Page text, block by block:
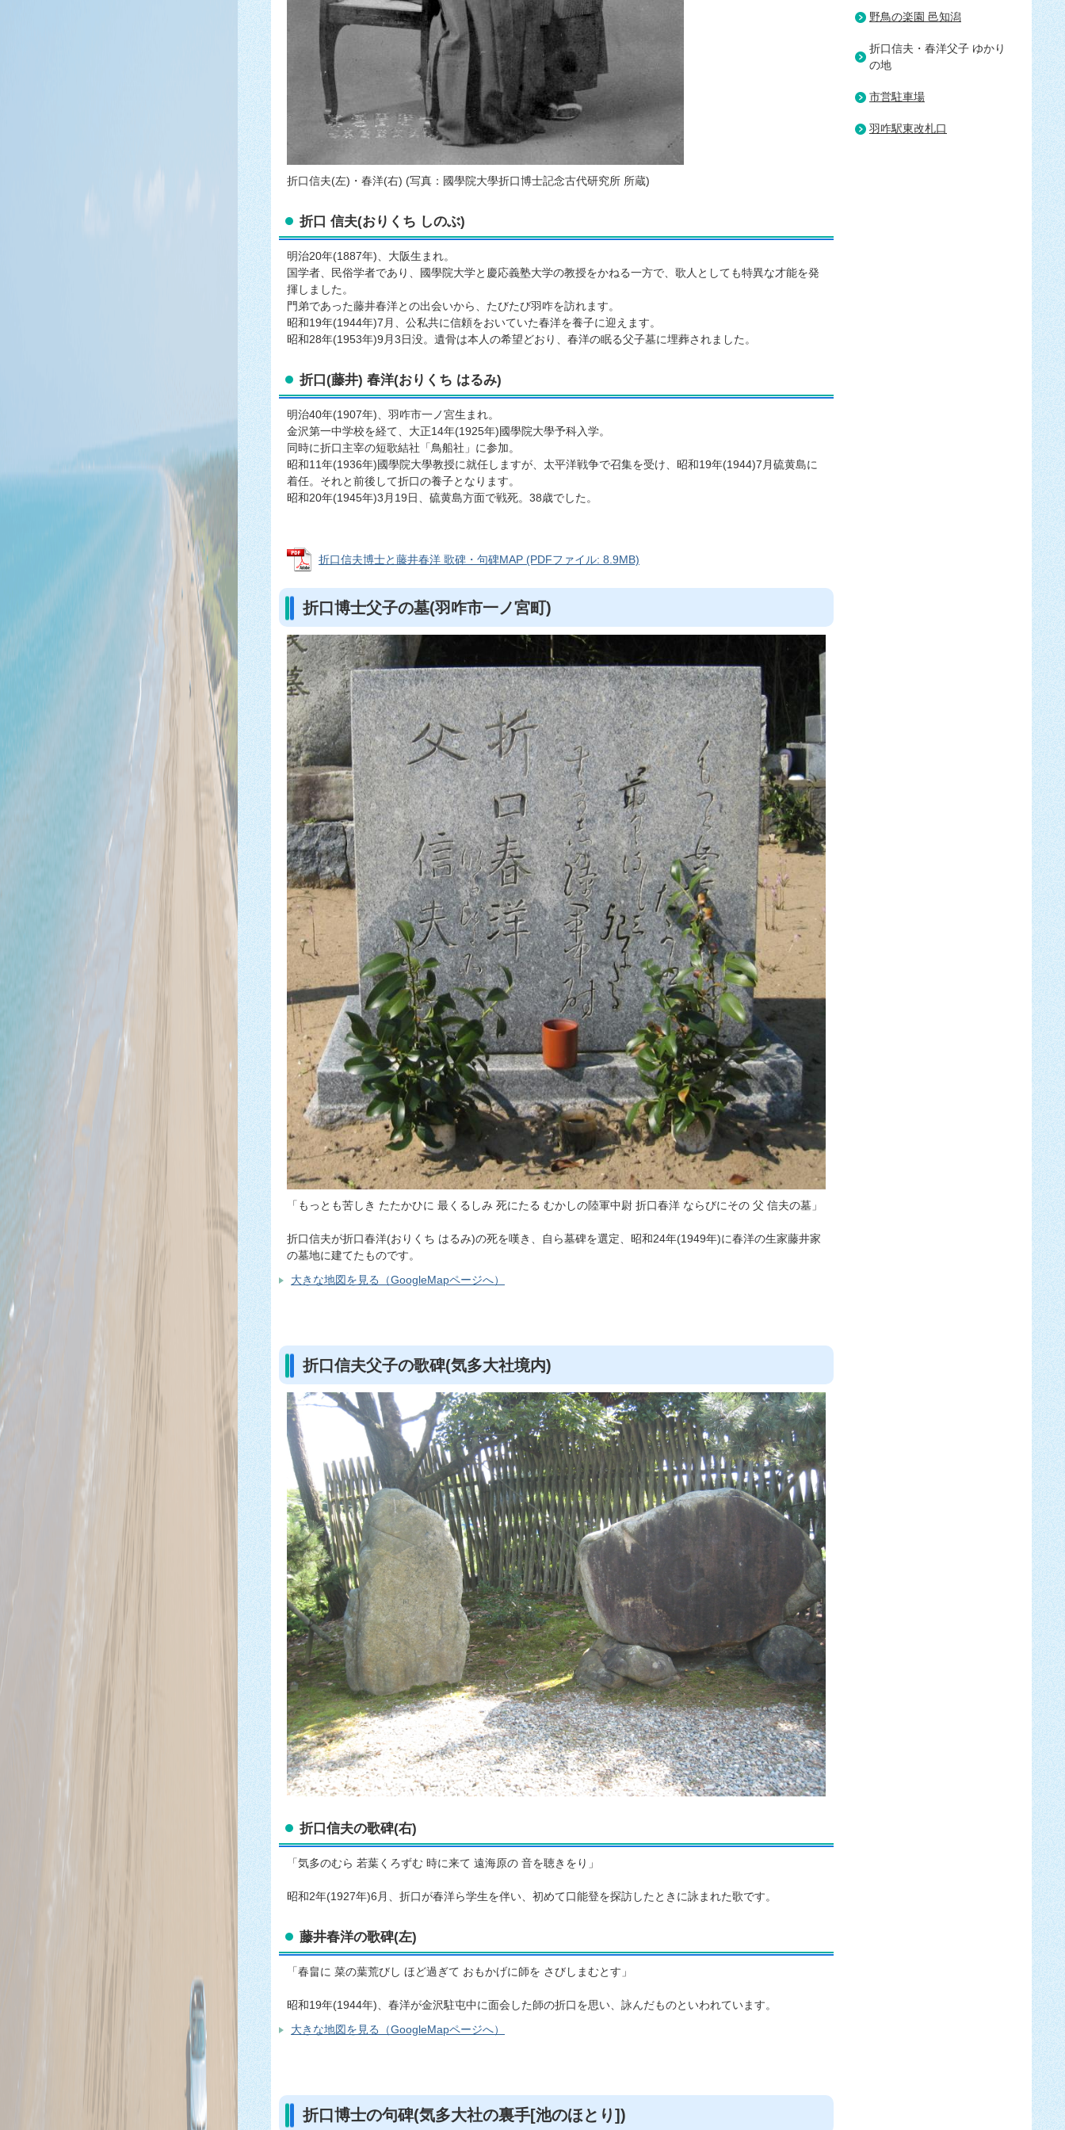
折口信夫(左)・春洋(右) (写真：國學院大學折口博士記念古代研究所 所蔵)
折口 信夫(おりくち しのぶ)
明治20年(1887年)、大阪生まれ。
国学者、民俗学者であり、國學院大学と慶応義塾大学の教授をかねる一方で、歌人としても特異な才能を発
揮しました。
門弟であった藤井春洋との出会いから、たびたび羽咋を訪れます。
昭和19年(1944年)7月、公私共に信頼をおいていた春洋を養子に迎えます。
昭和28年(1953年)9月3日没。遺骨は本人の希望どおり、春洋の眠る父子墓に埋葬されました。
折口(藤井) 春洋(おりくち はるみ)
明治40年(1907年)、羽咋市一ノ宮生まれ。
金沢第一中学校を経て、大正14年(1925年)國學院大學予科入学。
同時に折口主宰の短歌結社「鳥船社」に参加。
昭和11年(1936年)國學院大學教授に就任しますが、太平洋戦争で召集を受け、昭和19年(1944)7月硫黄島に
着任。それと前後して折口の養子となります。
昭和20年(1945年)3月19日、硫黄島方面で戦死。38歳でした。
折口信夫博士と藤井春洋 歌碑・句碑MAP (PDFファイル: 8.9MB)
折口博士父子の墓(羽咋市一ノ宮町)
「もっとも苦しき たたかひに 最くるしみ 死にたる むかしの陸軍中尉 折口春洋 ならびにその 父 信夫の墓」
折口信夫が折口春洋(おりくち はるみ)の死を嘆き、自ら墓碑を選定、昭和24年(1949年)に春洋の生家藤井家
の墓地に建てたものです。
大きな地図を見る（GoogleMapページへ）
折口信夫父子の歌碑(気多大社境内)
折口信夫の歌碑(右)
「気多のむら 若葉くろずむ 時に来て 遠海原の 音を聴きをり」
昭和2年(1927年)6月、折口が春洋ら学生を伴い、初めて口能登を探訪したときに詠まれた歌です。
藤井春洋の歌碑(左)
「春畠に 菜の葉荒びし ほど過ぎて おもかげに師を さびしまむとす」
昭和19年(1944年)、春洋が金沢駐屯中に面会した師の折口を思い、詠んだものといわれています。
大きな地図を見る（GoogleMapページへ）
折口博士の句碑(気多大社の裏手[池のほとり])
野鳥の楽園 邑知潟
折口信夫・春洋父子 ゆかり
の地
市営駐車場
羽咋駅東改札口